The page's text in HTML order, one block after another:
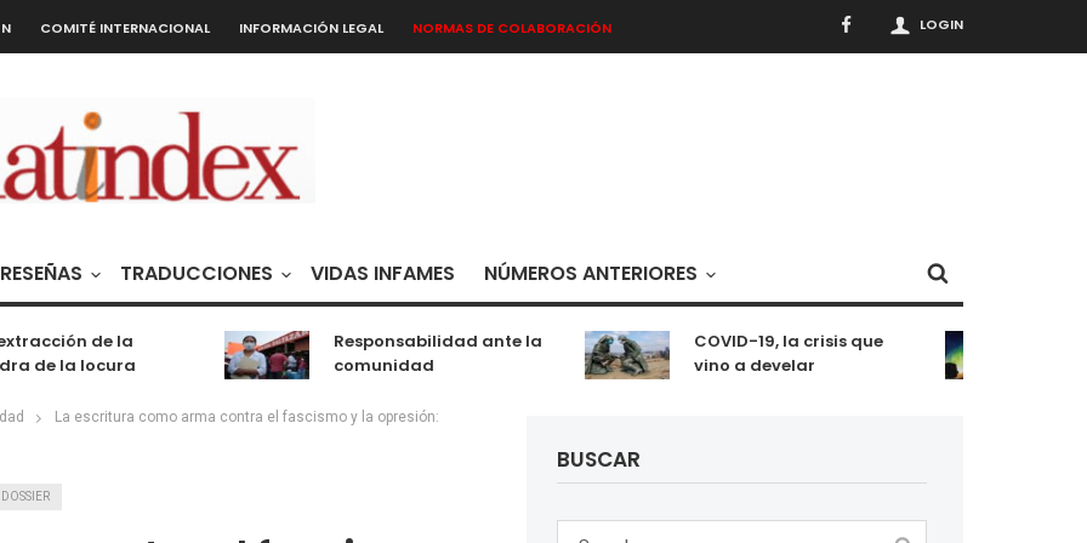
LOGIN
COMITÉ INTERNACIONAL INFORMACIÓN LEGAL NORMAS DE COLABORACIÓN
RESEÑAS TRADUCCIONES VIDAS INFAMES NÚMEROS ANTERIORES
de la
la locura
Responsabilidad ante la
comunidad
COVID-19, la crisis que
vino a develar
La escritura como arma contra el fascismo y la opresión:
DOSSIER
BUSCAR